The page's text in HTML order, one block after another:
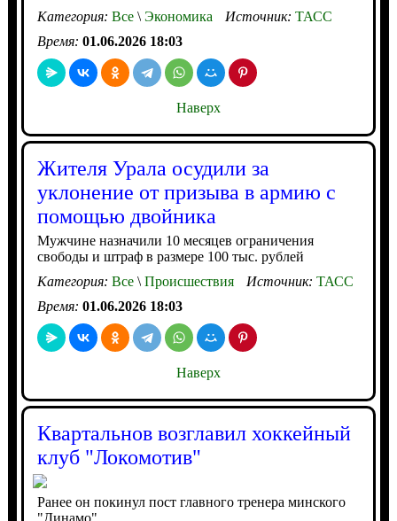
Категория: Все\Экономика Источник: ТАСС
Время: 01.06.2026 18:03
Наверх
Жителя Урала осудили за
уклонение от призыва в армию с
помощью двойника
Мужчине назначили 10 месяцев ограничения
свободы и штраф в размере 100 тыс. рублей
Категория: Все\Происшествия Источник: ТАСС
Время: 01.06.2026 18:03
Наверх
Квартальнов возглавил хоккейный
клуб "Локомотив"
Ранее он покинул пост главного тренера минского
"Динамо"